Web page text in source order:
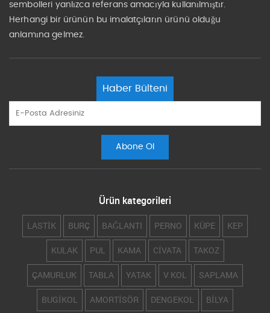
sembolleri yanlızca referans amacıyla kullanılmıştır.
Herhangi bir ürünün bu imalatçıların ürünü olduğu
anlamına gelmez.
Haber Bülteni
Ürün kategorileri
LASTİK BURÇ BAĞLANTI PERNO KÜPE KEP
KULAK PUL KAMA CİVATA TAKOZ
ÇAMURLUK TABLA YATAK V KOL SAPLAMA
BUGİKOL AMORTİSÖR DENGEKOL BİLYA